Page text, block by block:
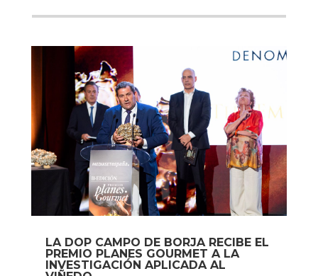
LA DOP CAMPO DE BORJA RECIBE EL
PREMIO PLANES GOURMET A LA
INVESTIGACIÓN APLICADA AL